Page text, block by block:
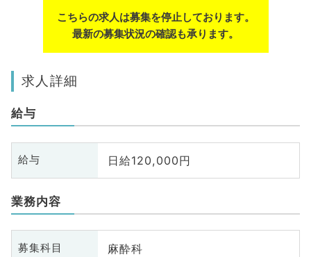
こちらの求人は募集を停止しております。
最新の募集状況の確認も承ります。
求人詳細
給与
給与 日給120,000円
業務内容
募集科目 麻酔科